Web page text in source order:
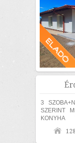
3
SZERINT
KONYHA
Fenyves